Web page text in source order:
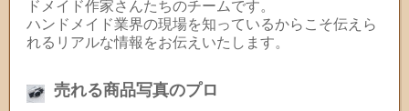
ドメイド作家さんたちのチームです。
ハンドメイド業界の現場を知っているからこそ伝えら
れるリアルな情報をお伝えいたします。
売れる商品写真のプロ